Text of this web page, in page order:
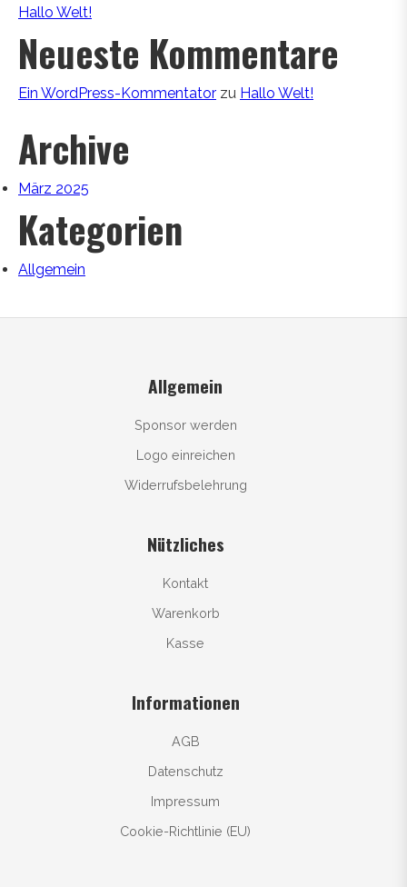
Hallo Welt!
Neueste Kommentare
Ein WordPress-Kommentator zu Hallo Welt!
Archive
März 2025
Kategorien
Allgemein
Allgemein
Sponsor werden
Logo einreichen
Widerrufsbelehrung
Nützliches
Kontakt
Warenkorb
Kasse
Informationen
AGB
Datenschutz
Impressum
Cookie-Richtlinie (EU)